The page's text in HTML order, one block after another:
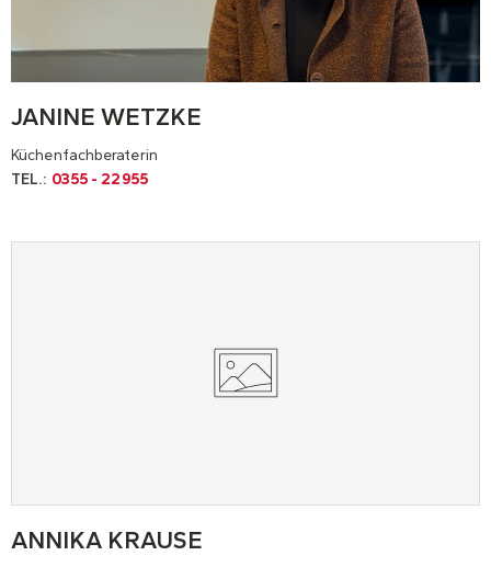
JANINE WETZKE
Küchenfachberaterin
TEL.: 0355 - 22955
ANNIKA KRAUSE